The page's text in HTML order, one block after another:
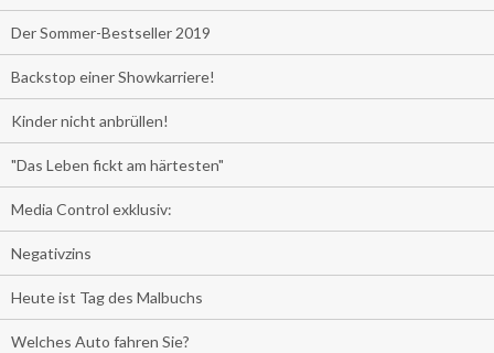
Der Sommer-Bestseller 2019
Backstop einer Showkarriere!
Kinder nicht anbrüllen!
"Das Leben fickt am härtesten"
Media Control exklusiv:
Negativzins
Heute ist Tag des Malbuchs
Welches Auto fahren Sie?